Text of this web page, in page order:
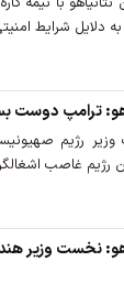
دلایل شرایط
ترامپ دوست
رژیم
رژیم غاصب
نخست وزیر